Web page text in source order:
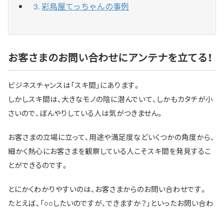
彩鳥屋てっちゃんの事例
お客さまのお問い合わせにアンテナを立てる！
ビジネスチャンスは「スキ間」にあります。
しかしスキ間は、大きなモノの陰に潜んでいて、しかもカタチが小
さいので、ぼんやりしている人は気がつきません。
お客さまの立場に立って、用途や満足度などいくつかの角度から、
細かく熱心にお客さまを観察している人こそスキ間を発見するこ
とができるのです。
とにかくわかりやすいのは、お客さまからのお問い合わせです。
たとえば、「○○したいのですが、できますか？」といったお問い合わ